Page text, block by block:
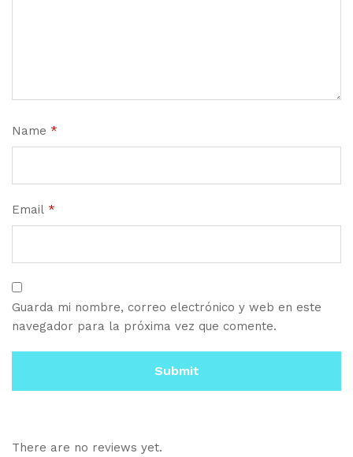
Name *
Email *
Guarda mi nombre, correo electrónico y web en este
navegador para la próxima vez que comente.
There are no reviews yet.